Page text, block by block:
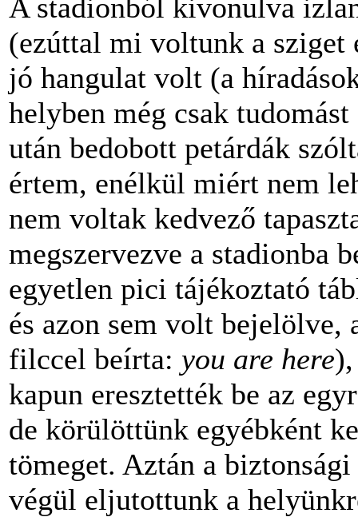
A stadionból kivonulva
(ezúttal mi voltunk a sziget
jó hangulat volt (a
helyben még csak
után bedobott petárdák
értem, enélkül miért nem
nem voltak kedvező
megszervezve a stadionba
egyetlen pici tájékoztató
és azon sem volt
filccel beírta: you are here
kapun eresztették be az
de körülöttünk egyébként
tömeget. Aztán a
végül eljutottunk a